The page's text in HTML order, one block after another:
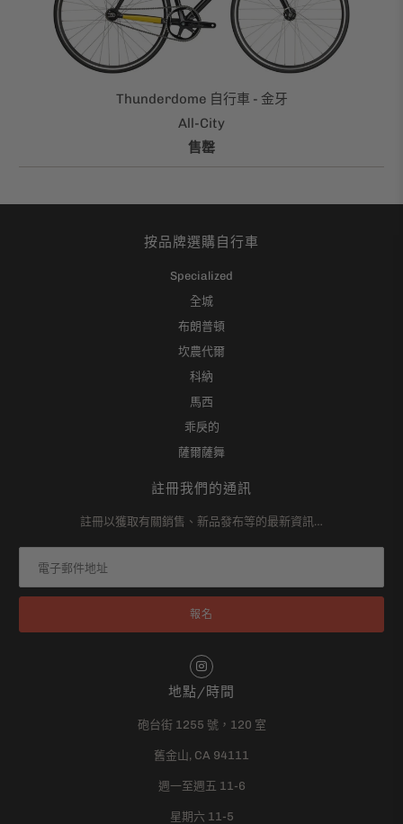
Thunderdome 自行車 - 金牙
All-City
售罄
按品牌選購自行車
Specialized
全城
布朗普頓
坎農代爾
科納
馬西
乖戾的
薩爾薩舞
註冊我們的通訊
註冊以獲取有關銷售、新品發布等的最新資訊…
地點/時間
砲台街 1255 號，120 室
舊金山, CA 94111
週一至週五 11-6
星期六 11-5